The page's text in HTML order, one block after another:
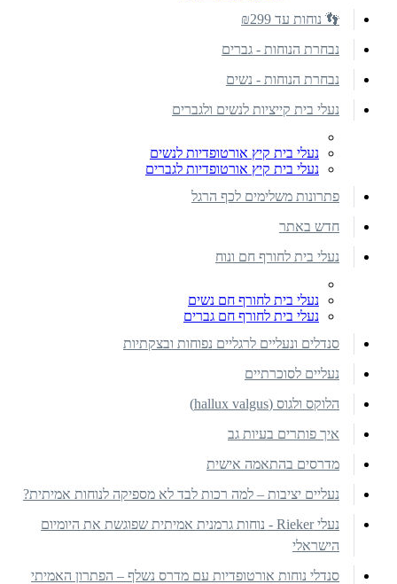
👣 נוחות עד ₪299
נבחרת הנוחות - גברים
נבחרת הנוחות - נשים
נעלי בית קייציות לנשים ולגברים
נעלי בית קיץ אורטופדיות לנשים
נעלי בית קיץ אורטופדיות לגברים
פתרונות משלימים לכף הרגל
חדש באתר
נעלי בית לחורף חם ונוח
נעלי בית לחורף חם נשים
נעלי בית לחורף חם גברים
סנדלים ונעליים לרגליים נפוחות ובצקתיות
נעליים לסוכרתיים
הלוקס ולגוס (hallux valgus)
איך פותרים בעיות גב
מדרסים בהתאמה אישית
נעליים יציבות – למה רכות לבד לא מספיקה לנוחות אמיתית?
נעלי Rieker - נוחות גרמנית אמיתית שפוגשת את היומיום
הישראלי
סנדלי נוחות אורטופדיות עם מדרס נשלף – הפתרון האמיתי